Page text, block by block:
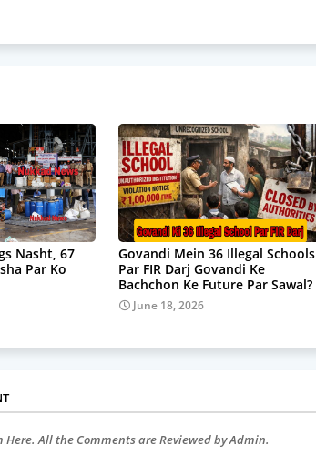
Nasht, 67
Par Ko
Govandi Mein 36 Illegal Schools
Par FIR Darj Govandi Ke
Bachchon Ke Future Par Sawal?
June 18, 2026
Here. All the Comments are Reviewed by Admin.